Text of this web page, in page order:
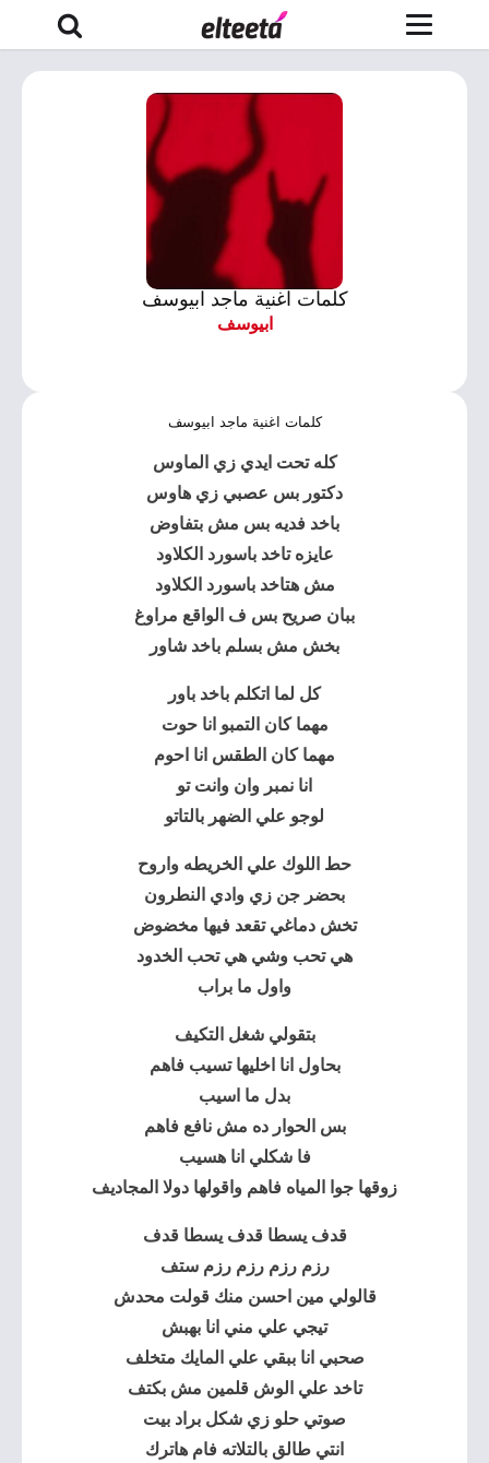
كلمات اغنية ماجد ابيوسف
ابيوسف
كلمات اغنية ماجد ابيوسف
كله تحت ايدي زي الماوس
دكتور بس عصبي زي هاوس
باخد فديه بس مش بتفاوض
عايزه تاخد باسورد الكلاود
مش هتاخد باسورد الكلاود
ببان صريح بس ف الواقع مراوغ
بخش مش بسلم باخد شاور
كل لما اتكلم باخد باور
مهما كان التمبو انا حوت
مهما كان الطقس انا احوم
انا نمبر وان وانت تو
لوجو علي الضهر بالتاتو
حط اللوك علي الخريطه واروح
بحضر جن زي وادي النطرون
تخش دماغي تقعد فيها مخضوض
هي تحب وشي هي تحب الخدود
واول ما براب
بتقولي شغل التكيف
بحاول انا اخليها تسيب فاهم
بدل ما اسيب
بس الحوار ده مش نافع فاهم
فا شكلي انا هسيب
زوقها جوا المياه فاهم واقولها دولا المجاديف
قدف يسطا قدف يسطا قدف
رزم رزم رزم رزم ستف
قالولي مين احسن منك قولت محدش
تيجي علي مني انا بهبش
صحبي انا ببقي علي المايك متخلف
تاخد علي الوش قلمين مش بكتف
صوتي حلو زي شكل براد بيت
انتي طالق بالتلاته فام هاترك